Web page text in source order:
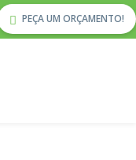
PEÇA UM ORÇAMENTO!